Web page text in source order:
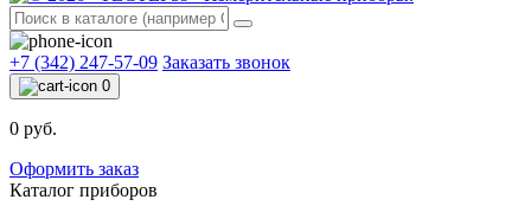
+7 (342) 247-57-09 Заказать звонок
0
0 руб.
Оформить заказ
Каталог приборов